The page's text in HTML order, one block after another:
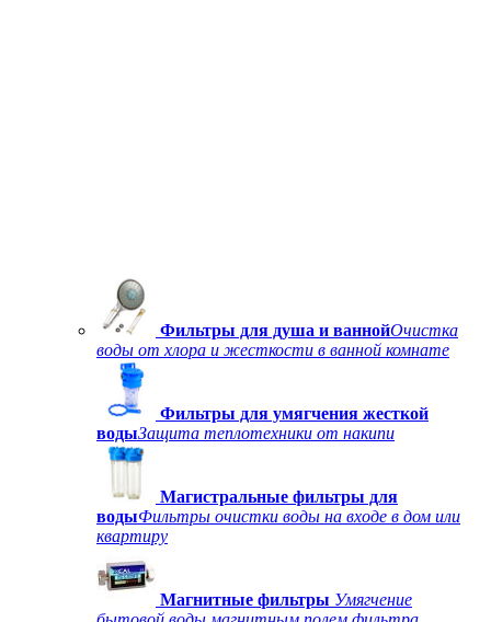
Фильтры для душа и ваннойОчистка
воды от хлора и жесткости в ванной комнате
Фильтры для умягчения жесткой
водыЗащита теплотехники от накипи
Магистральные фильтры для
водыФильтры очистки воды на входе в дом или
квартиру
Магнитные фильтры Умягчение